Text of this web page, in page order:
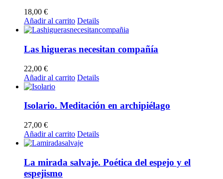
18,00 €
Añadir al carrito Details
Las higueras necesitan compañía
22,00 €
Añadir al carrito Details
Isolario. Meditación en archipiélago
27,00 €
Añadir al carrito Details
La mirada salvaje. Poética del espejo y el
espejismo